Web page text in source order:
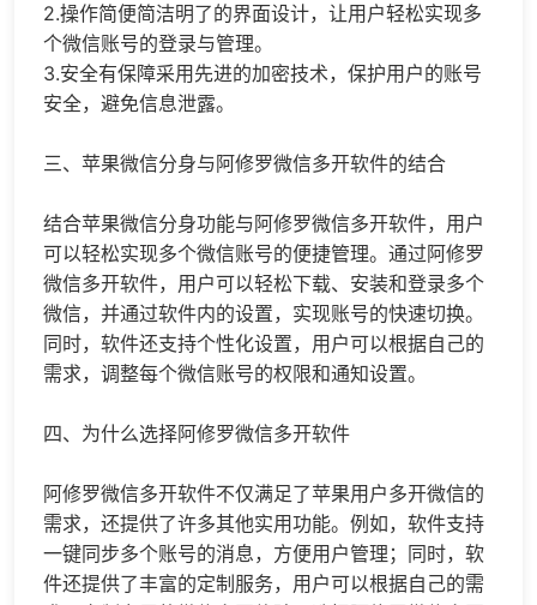
2.操作简便简洁明了的界面设计，让用户轻松实现多
个微信账号的登录与管理。
3.安全有保障采用先进的加密技术，保护用户的账号
安全，避免信息泄露。
三、苹果微信分身与阿修罗微信多开软件的结合
结合苹果微信分身功能与阿修罗微信多开软件，用户
可以轻松实现多个微信账号的便捷管理。通过阿修罗
微信多开软件，用户可以轻松下载、安装和登录多个
微信，并通过软件内的设置，实现账号的快速切换。
同时，软件还支持个性化设置，用户可以根据自己的
需求，调整每个微信账号的权限和通知设置。
四、为什么选择阿修罗微信多开软件
阿修罗微信多开软件不仅满足了苹果用户多开微信的
需求，还提供了许多其他实用功能。例如，软件支持
一键同步多个账号的消息，方便用户管理；同时，软
件还提供了丰富的定制服务，用户可以根据自己的需